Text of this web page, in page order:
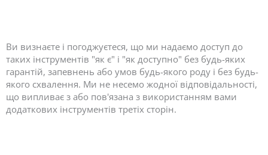
Ви визнаєте і погоджуєтеся, що ми надаємо доступ до
таких інструментів "як є" і "як доступно" без будь-яких
гарантій, запевнень або умов будь-якого роду і без будь-
якого схвалення. Ми не несемо жодної відповідальності,
що випливає з або пов'язана з використанням вами
додаткових інструментів третіх сторін.